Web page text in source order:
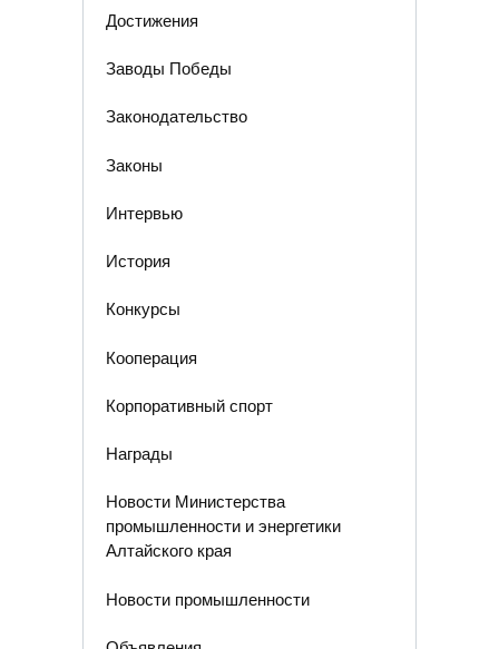
Достижения
Заводы Победы
Законодательство
Законы
Интервью
История
Конкурсы
Кооперация
Корпоративный спорт
Награды
Новости Министерства
промышленности и энергетики
Алтайского края
Новости промышленности